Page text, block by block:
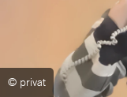
© privat